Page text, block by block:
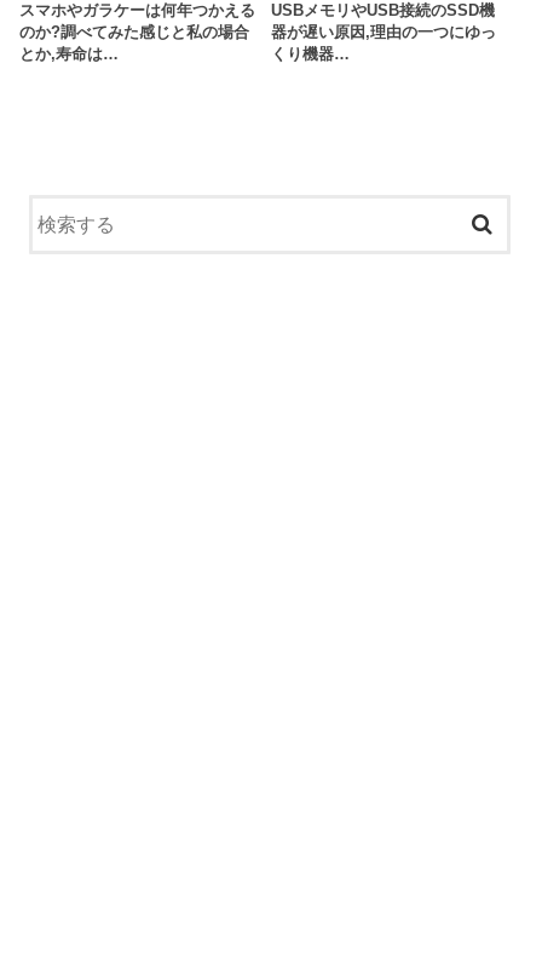
スマホやガラケーは何年つかえる
のか?調べてみた感じと私の場合
とか,寿命は…
USBメモリやUSB接続のSSD機
器が遅い原因,理由の一つにゆっ
くり機器…